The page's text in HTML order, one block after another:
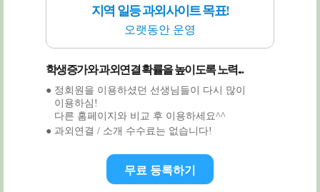
지역 일등 과외사이트 목표!
오랫동안 운영
학생증가와 과외연결 확률을 높이도록 노력...
● 정회원을 이용하셨던 선생님들이 다시 많이
이용하심!
다른 홈페이지와 비교 후 이용하세요^^
● 과외연결 / 소개 수수료는 없습니다!
무료 등록하기